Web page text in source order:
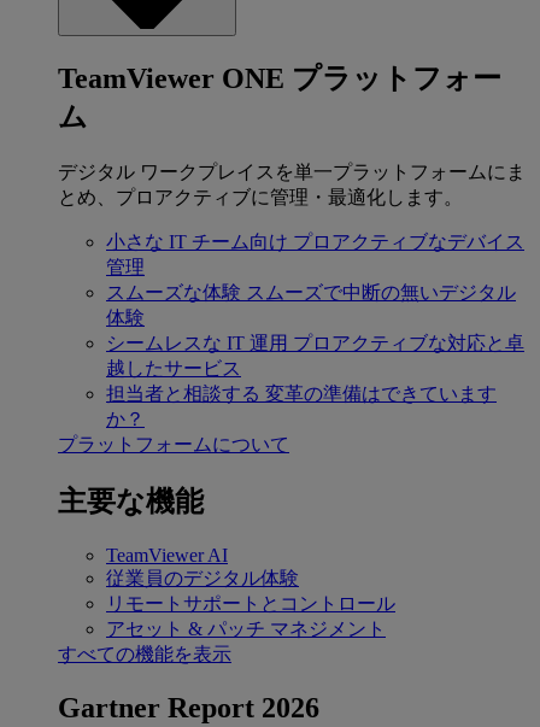
TeamViewer ONE プラットフォー
ム
デジタル ワークプレイスを単一プラットフォームにま
とめ、プロアクティブに管理・最適化します。
小さな IT チーム向け プロアクティブなデバイス
管理
スムーズな体験 スムーズで中断の無いデジタル
体験
シームレスな IT 運用 プロアクティブな対応と卓
越したサービス
担当者と相談する 変革の準備はできています
か？
プラットフォームについて
主要な機能
TeamViewer AI
従業員のデジタル体験
リモートサポートとコントロール
アセット & パッチ マネジメント
すべての機能を表示
Gartner Report 2026